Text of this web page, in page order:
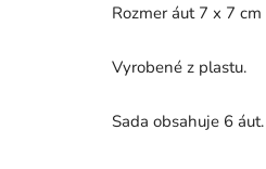
Rozmer áut 7 x 7 cm
Vyrobené z plastu.
Sada obsahuje 6 áut.